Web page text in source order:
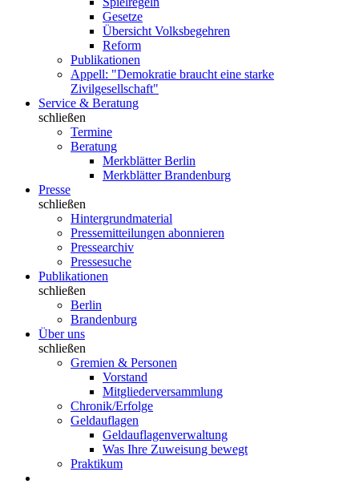
Gesetze
Übersicht Volksbegehren
Reform
Publikationen
Appell: "Demokratie braucht eine starke
Zivilgesellschaft"
Service & Beratung
schließen
Termine
Beratung
Merkblätter Berlin
Merkblätter Brandenburg
Presse
schließen
Hintergrundmaterial
Pressemitteilungen abonnieren
Pressearchiv
Pressesuche
Publikationen
schließen
Berlin
Brandenburg
Über uns
schließen
Gremien & Personen
Vorstand
Mitgliederversammlung
Chronik/Erfolge
Geldauflagen
Geldauflagenverwaltung
Was Ihre Zuweisung bewegt
Praktikum